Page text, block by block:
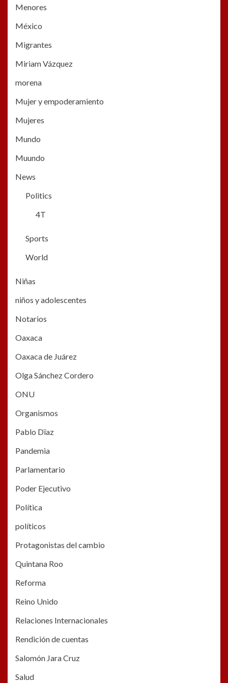
Menores
México
Migrantes
Miriam Vázquez
morena
Mujer y empoderamiento
Mujeres
Mundo
Muundo
News
Politics
4T
Sports
World
Niñas
niños y adolescentes
Notarios
Oaxaca
Oaxaca de Juárez
Olga Sánchez Cordero
ONU
Organismos
Pablo Dïaz
Pandemia
Parlamentario
Poder Ejecutivo
Política
políticos
Protagonistas del cambio
Quintana Roo
Reforma
Reino Unido
Relaciones Internacionales
Rendición de cuentas
Salomón Jara Cruz
Salud